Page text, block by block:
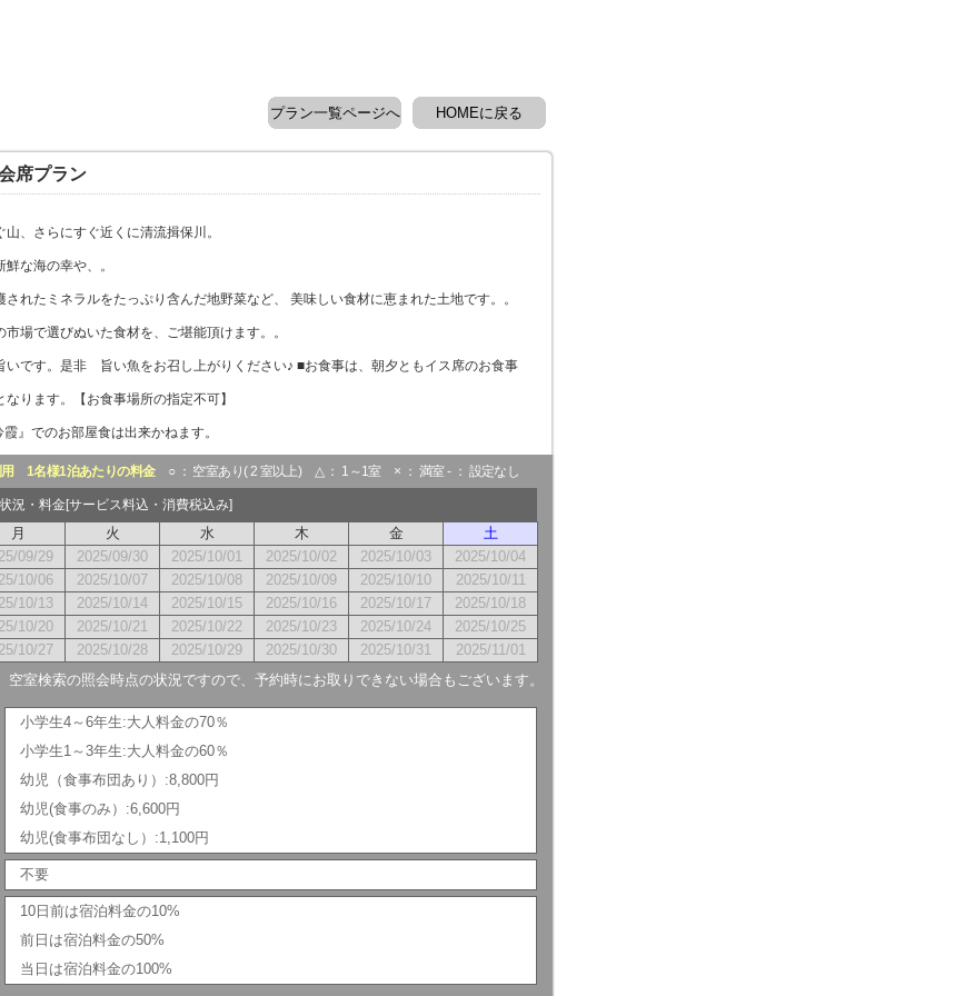
HOMEに戻る
プラン一覧ページへ
席プラン
、さらにすぐ近くに清流揖保川。
な海の幸や、。
れたミネラルをたっぷり含んだ地野菜など、 美味しい食材に恵まれた土地です。。
場で選びぬいた食材を、ご堪能頂けます。。
いです。是非 旨い魚をお召し上がりください♪ ■お食事は、朝夕ともイス席のお食事
ります。【お食事場所の指定不可】
』でのお部屋食は出来かねます。
1名様1泊あたりの料金○ ： 空室あり( 2 室以上) △ ： 1～1室 × ： 満室 - ： 設定なし
況・料金[サービス料込・消費税込み]
月 火 水 木 金
土
09/29 2025/09/30 2025/10/01 2025/10/02 2025/10/03
2025/10/04
10/06 2025/10/07 2025/10/08 2025/10/09 2025/10/10
2025/10/11
10/13 2025/10/14 2025/10/15 2025/10/16 2025/10/17
2025/10/18
10/20 2025/10/21 2025/10/22 2025/10/23 2025/10/24
2025/10/25
10/27 2025/10/28 2025/10/29 2025/10/30 2025/10/31
2025/11/01
室検索の照会時点の状況ですので、予約時にお取りできない場合もございます。
小学生4～6年生:大人料金の70％
小学生1～3年生:大人料金の60％
幼児（食事布団あり）:8,800円
幼児(食事のみ）:6,600円
幼児(食事布団なし）:1,100円
不要
10日前は宿泊料金の10%
前日は宿泊料金の50%
当日は宿泊料金の100%